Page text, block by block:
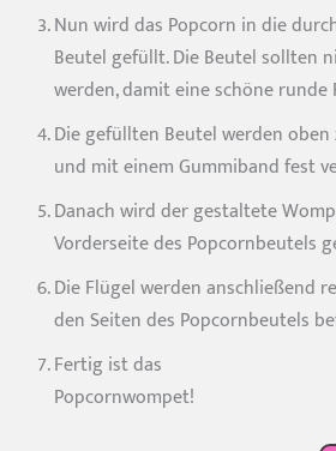
Nun wird das Popcorn in die
Beutel gefüllt. Die Beutel sollten
werden, damit eine schöne
Die gefüllten Beutel werden
und mit einem Gummiband fest
Danach wird der gestaltete
Vorderseite des Popcornbeutels
Die Flügel werden anschließend
den Seiten des Popcornbeutels
Fertig ist das